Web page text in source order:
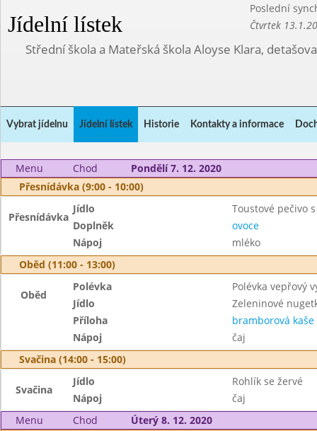
Jídelní lístek
Poslední
Čtvrtek
Střední škola a Mateřská škola Aloyse Klara,
Vybrat jídelnu Jídelní lístek Historie Kontakty a informace
Menu Chod
Pondělí 7. 12. 2020
Přesnídávka (9:00 - 10:00)
Přesnídávka
Jídlo
Toustové pečivo
Doplněk
ovoce
Nápoj
mléko
Oběd (11:00 - 13:00)
Oběd
Polévka
Polévka vepřový
Jídlo
Zeleninové
Příloha
bramborová kaše
Nápoj
čaj
Svačina (14:00 - 15:00)
Svačina
Jídlo
Rohlík se žervé
Nápoj
čaj
Menu
Chod
Úterý 8. 12. 2020